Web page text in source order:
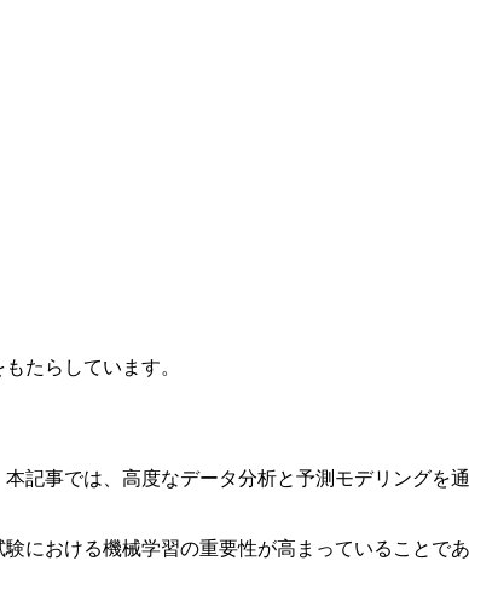
たらしています。
記事では、高度なデータ分析と予測モデリングを通
における機械学習の重要性が高まっていることであ